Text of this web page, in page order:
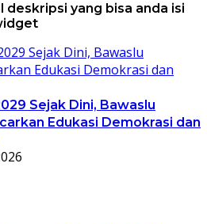
deskripsi yang bisa anda isi
Sejak Dini, Bawaslu
Edukasi Demokrasi dan